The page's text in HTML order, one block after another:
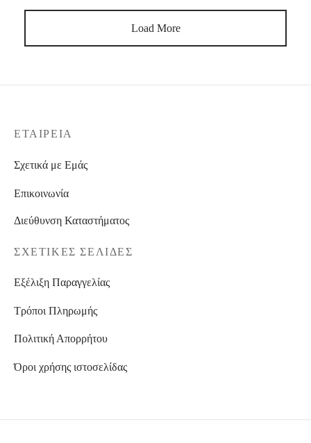
Load More
ΕΤΑΙΡΕΊΑ
Σχετικά με Εμάς
Επικοινωνία
Διεύθυνση Καταστήματος
ΣΧΕΤΙΚΈΣ ΣΕΛΊΔΕΣ
Εξέλιξη Παραγγελίας
Τρόποι Πληρωμής
Πολιτική Απορρήτου
Όροι χρήσης ιστοσελίδας